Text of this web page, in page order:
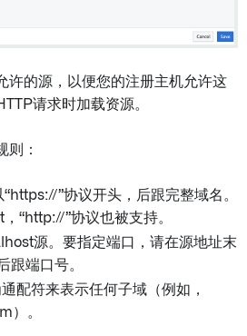
许的源，以便您的注册主机允许这
请求时加载资源。
则：
”协议开头，后跟完整域名。
“http://”协议也被支持。
源。要指定端口，请在源地址末
跟端口号。
配符来表示任何子域（例如，
）。